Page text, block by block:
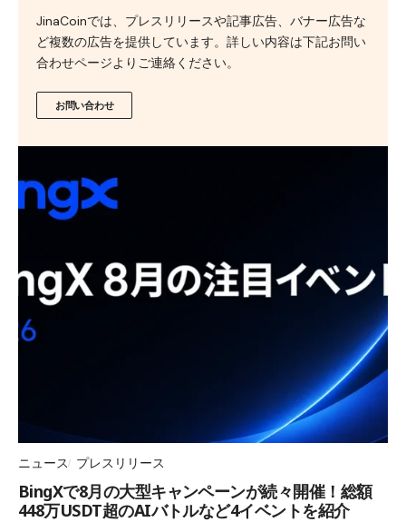
JinaCoinでは、プレスリリースや記事広告、バナー広告な
ど複数の広告を提供しています。詳しい内容は下記お問い
合わせページよりご連絡ください。
お問い合わせ
ニュース プレスリリース
BingXで8月の大型キャンペーンが続々開催！総額
448万USDT超のAIバトルなど4イベントを紹介